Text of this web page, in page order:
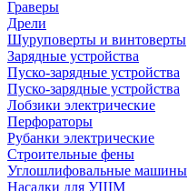
Граверы
Дрели
Шуруповерты и винтоверты
Зарядные устройства
Пуско-зарядные устройства
Пуско-зарядные устройства
Лобзики электрические
Перфораторы
Рубанки электрические
Строительные фены
Углошлифовальные машины
Насадки для УШМ